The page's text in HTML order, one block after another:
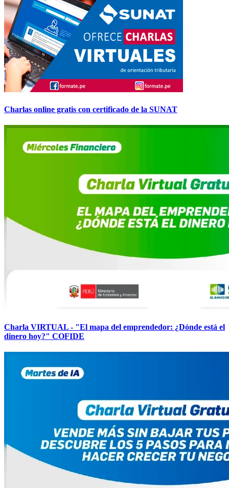
Charlas online gratis con certificado de la SUNAT
Charla VIRTUAL - "El mapa del emprendedor: ¿Dónde está el
dinero hoy?" COFIDE